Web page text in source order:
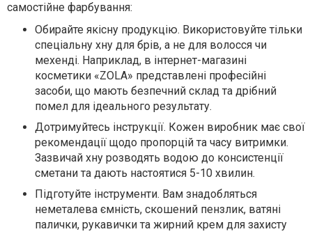
самостійне фарбування:
Обирайте якісну продукцію. Використовуйте тільки
спеціальну хну для брів, а не для волосся чи
мехенді. Наприклад, в інтернет-магазині
косметики «ZOLA» представлені професійні
засоби, що мають безпечний склад та дрібний
помел для ідеального результату.
Дотримуйтесь інструкції. Кожен виробник має свої
рекомендації щодо пропорцій та часу витримки.
Зазвичай хну розводять водою до консистенції
сметани та дають настоятися 5-10 хвилин.
Підготуйте інструменти. Вам знадобляться
неметалева ємність, скошений пензлик, ватяні
палички, рукавички та жирний крем для захисту